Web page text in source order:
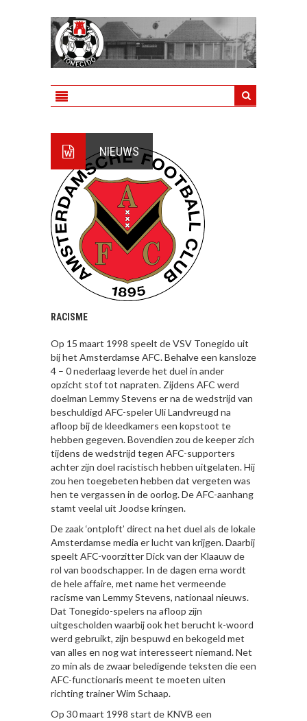
NIEUWS
RACISME
Op 15 maart 1998 speelt de VSV Tonegido uit
bij het Amsterdamse AFC. Behalve een kansloze
4 – 0 nederlaag leverde het duel in ander
opzicht stof tot napraten. Zijdens AFC werd
doelman Lemmy Stevens er na de wedstrijd van
beschuldigd AFC-speler Uli Landvreugd na
afloop bij de kleedkamers een kopstoot te
hebben gegeven. Bovendien zou de keeper zich
tijdens de wedstrijd tegen AFC-supporters
achter zijn doel racistisch hebben uitgelaten. Hij
zou hen toegebeten hebben dat vergeten was
hen te vergassen in de oorlog. De AFC-aanhang
stamt veelal uit Joodse kringen.
De zaak ‘ontploft’ direct na het duel als de lokale
Amsterdamse media er lucht van krijgen. Daarbij
speelt AFC-voorzitter Dick van der Klaauw de
rol van boodschapper. In de dagen erna wordt
de hele affaire, met name het vermeende
racisme van Lemmy Stevens, nationaal nieuws.
Dat Tonegido-spelers na afloop zijn
uitgescholden waarbij ook het berucht k-woord
werd gebruikt, zijn bespuwd en bekogeld met
van alles en nog wat interesseert niemand. Net
zo min als de zwaar beledigende teksten die een
AFC-functionaris meent te moeten uiten
richting trainer Wim Schaap.
Op 30 maart 1998 start de KNVB een